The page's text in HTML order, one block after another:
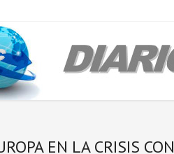
EN LA CRISIS